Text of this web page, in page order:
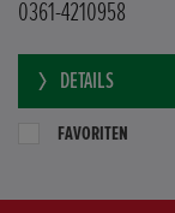
0361-4210958
DETAILS
FAVORITEN